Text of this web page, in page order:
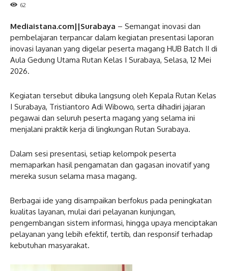
62
Mediaistana.com||Surabaya – Semangat inovasi dan
pembelajaran terpancar dalam kegiatan presentasi laporan
inovasi layanan yang digelar peserta magang HUB Batch II di
Aula Gedung Utama Rutan Kelas I Surabaya, Selasa, 12 Mei
2026.
Kegiatan tersebut dibuka langsung oleh Kepala Rutan Kelas
I Surabaya, Tristiantoro Adi Wibowo, serta dihadiri jajaran
pegawai dan seluruh peserta magang yang selama ini
menjalani praktik kerja di lingkungan Rutan Surabaya.
Dalam sesi presentasi, setiap kelompok peserta
memaparkan hasil pengamatan dan gagasan inovatif yang
mereka susun selama masa magang.
Berbagai ide yang disampaikan berfokus pada peningkatan
kualitas layanan, mulai dari pelayanan kunjungan,
pengembangan sistem informasi, hingga upaya menciptakan
pelayanan yang lebih efektif, tertib, dan responsif terhadap
kebutuhan masyarakat.